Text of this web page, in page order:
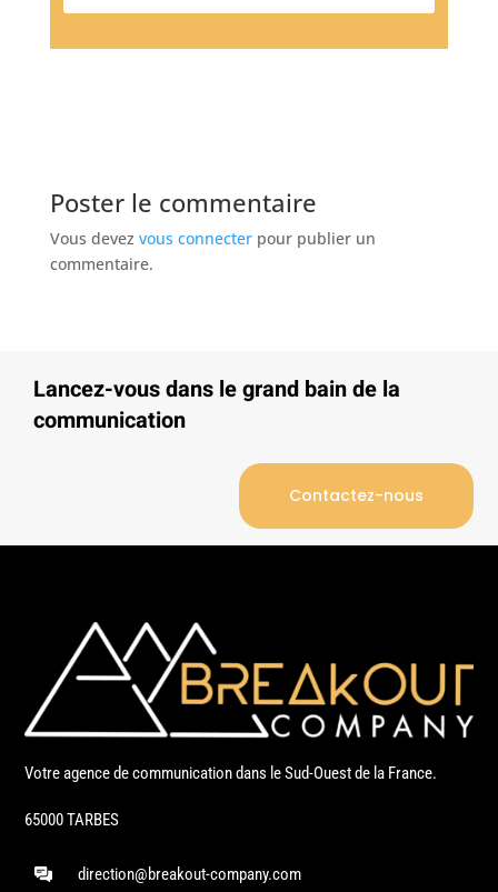
Poster le commentaire
Vous devez vous connecterpour publier un
commentaire.
Lancez-vous dans le grand bain de la
communication
Contactez-nous
Votre agence de communication dans le Sud-Ouest de la France.
65000 TARBES
direction@breakout-company.com